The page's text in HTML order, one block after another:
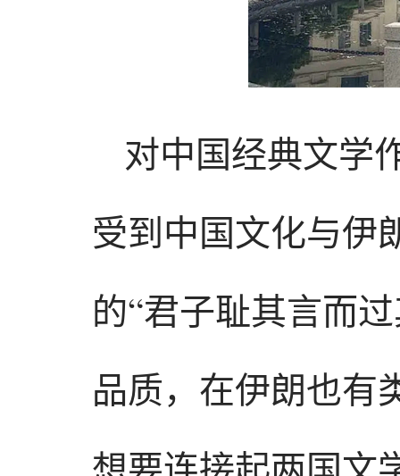
对中国经典文学
受到中国文化与伊
的“君子耻其言而
品质，在伊朗也有